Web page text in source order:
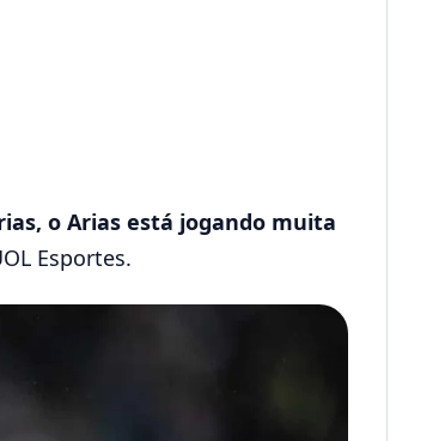
o Arias está jogando muita
Esportes.